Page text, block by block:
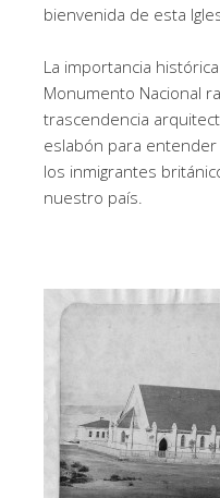
bienvenida de esta
La importancia
Monumento Nacional
trascendencia
eslabón para
los inmigrantes
nuestro país.